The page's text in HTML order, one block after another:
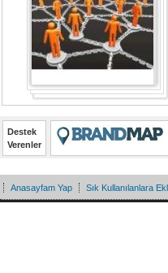
Destek
Verenler
Anasayfam Yap Sık Kullanılanlara